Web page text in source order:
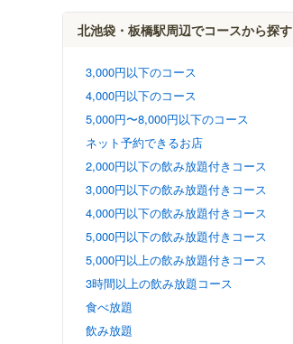
北池袋・板橋駅周辺でコースから探す
3,000円以下のコース
4,000円以下のコース
5,000円〜8,000円以下のコース
ネット予約できるお店
2,000円以下の飲み放題付きコース
3,000円以下の飲み放題付きコース
4,000円以下の飲み放題付きコース
5,000円以下の飲み放題付きコース
5,000円以上の飲み放題付きコース
3時間以上の飲み放題コース
食べ放題
飲み放題